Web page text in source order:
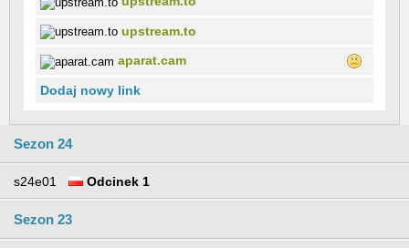
upstream.to
aparat.cam
Dodaj nowy link
Sezon 24
s24e01 Odcinek 1
Sezon 23